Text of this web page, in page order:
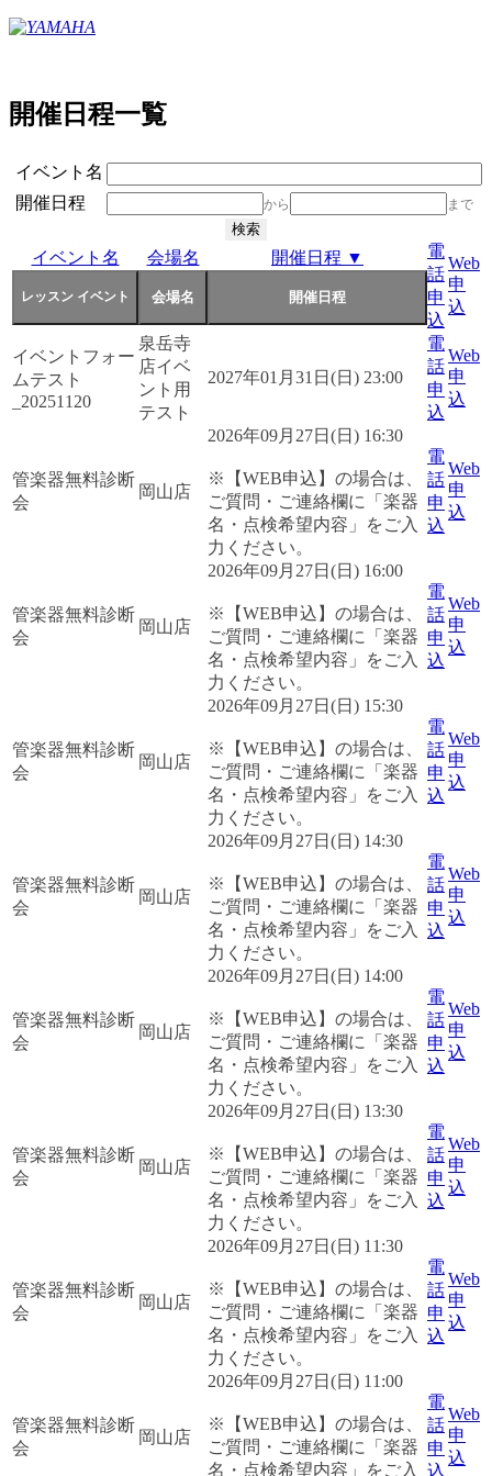
開催日程一覧
イベント名
開催日程
から まで
イベント名 会場名 開催日程 ▼
電
話
申
込
Web
申
込
イベントフォー
ムテスト
_20251120
泉岳寺
店イベ
ント用
テスト
2027年01月31日(日) 23:00
電
話
申
込
Web
申
込
管楽器無料診断
会
岡山店
2026年09月27日(日) 16:30
※【WEB申込】の場合は、
ご質問・ご連絡欄に「楽器
名・点検希望内容」をご入
力ください。
電
話
申
込
Web
申
込
管楽器無料診断
会
岡山店
2026年09月27日(日) 16:00
※【WEB申込】の場合は、
ご質問・ご連絡欄に「楽器
名・点検希望内容」をご入
力ください。
電
話
申
込
Web
申
込
管楽器無料診断
会
岡山店
2026年09月27日(日) 15:30
※【WEB申込】の場合は、
ご質問・ご連絡欄に「楽器
名・点検希望内容」をご入
力ください。
電
話
申
込
Web
申
込
管楽器無料診断
会
岡山店
2026年09月27日(日) 14:30
※【WEB申込】の場合は、
ご質問・ご連絡欄に「楽器
名・点検希望内容」をご入
力ください。
電
話
申
込
Web
申
込
管楽器無料診断
会
岡山店
2026年09月27日(日) 14:00
※【WEB申込】の場合は、
ご質問・ご連絡欄に「楽器
名・点検希望内容」をご入
力ください。
電
話
申
込
Web
申
込
管楽器無料診断
会
岡山店
2026年09月27日(日) 13:30
※【WEB申込】の場合は、
ご質問・ご連絡欄に「楽器
名・点検希望内容」をご入
力ください。
電
話
申
込
Web
申
込
管楽器無料診断
会
岡山店
2026年09月27日(日) 11:30
※【WEB申込】の場合は、
ご質問・ご連絡欄に「楽器
名・点検希望内容」をご入
力ください。
電
話
申
込
Web
申
込
管楽器無料診断
会
岡山店
2026年09月27日(日) 11:00
※【WEB申込】の場合は、
ご質問・ご連絡欄に「楽器
名・点検希望内容」をご入
電
話
申
込
Web
申
込